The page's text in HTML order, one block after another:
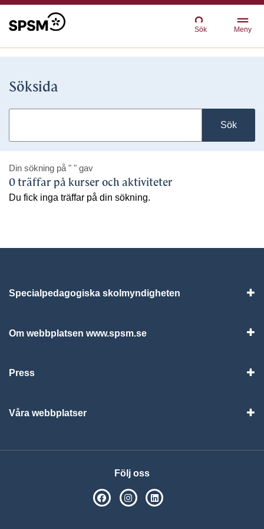
Sök Meny
Söksida
Sök
Din sökning på " " gav
0 träffar på kurser och aktiviteter
Du fick inga träffar på din sökning.
Specialpedagogiska skolmyndigheten
Om webbplatsen www.spsm.se
Press
Våra webbplatser
Följ oss
SPSM på Facebook
SPSM på Instagram